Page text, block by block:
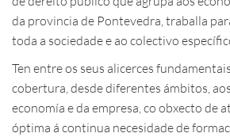
da provincia de Pontevedra, traballa
toda a sociedade e ao colectivo
Ten entre os seus alicerces
cobertura, desde diferentes ámbitos,
economía e da empresa, co obxecto de
óptima á continua necesidade de